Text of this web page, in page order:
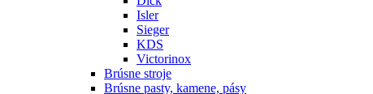
Isler
Sieger
KDS
Victorinox
Brúsne stroje
Brúsne pasty, kamene, pásy